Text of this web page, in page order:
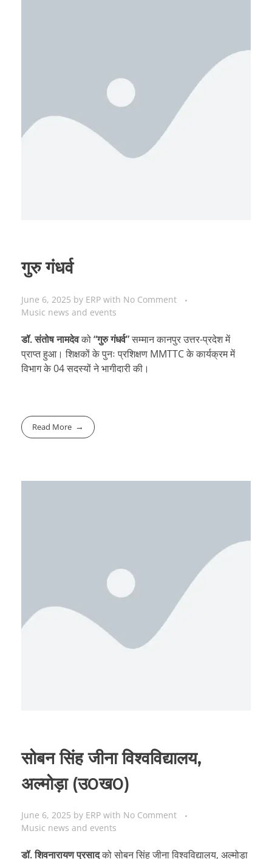
गुरु गंधर्व
June 6, 2025 by ERP with No Comment
Music news and events
डॉ. संतोष नामदेवको“गुरु गंधर्व”सम्मान कानपुर उत्तर-प्रदेश में
प्राप्त हुआ। शिक्षकों के पुनः प्रशिक्षण MMTTC के कार्यक्रम में
विभाग के 04 सदस्यों ने भागीदारी की।
Read More
सोबन सिंह जीना विश्वविद्यालय,
अल्मोड़ा (उ0ख0)
June 6, 2025 by ERP with No Comment
Music news and events
डॉ. शिवनारायण प्रसादको सोबन सिंह जीना विश्वविद्यालय, अल्मोड़ा